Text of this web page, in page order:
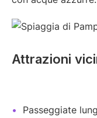
Attrazioni
Passeggiate